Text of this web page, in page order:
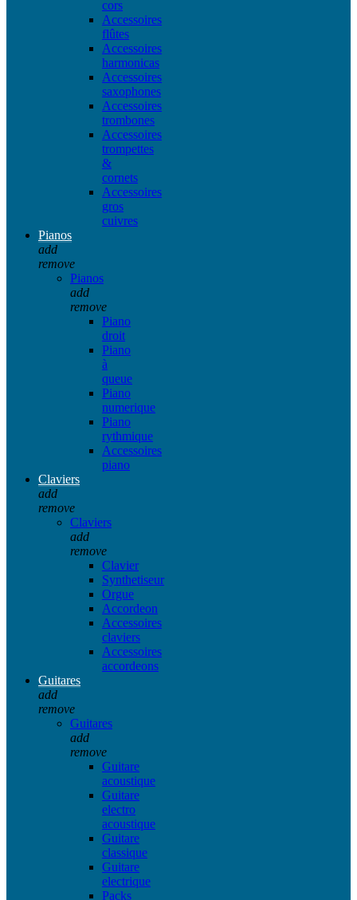
cors
Accessoires
flûtes
Accessoires
harmonicas
Accessoires
saxophones
Accessoires
trombones
Accessoires
trompettes
&
cornets
Accessoires
gros
cuivres
Pianos
add
remove
Pianos
add
remove
Piano
droit
Piano
à
queue
Piano
numerique
Piano
rythmique
Accessoires
piano
Claviers
add
remove
Claviers
add
remove
Clavier
Synthetiseur
Orgue
Accordeon
Accessoires
claviers
Accessoires
accordeons
Guitares
add
remove
Guitares
add
remove
Guitare
acoustique
Guitare
electro
acoustique
Guitare
classique
Guitare
electrique
Packs